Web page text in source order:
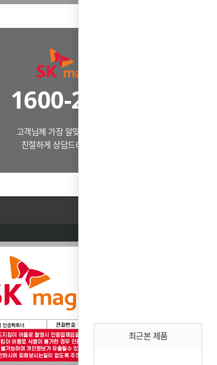
1600-2631
고객님께 가장 알맞은 제품으로
친절하게 상담드리겠습니다.
최근본 제품